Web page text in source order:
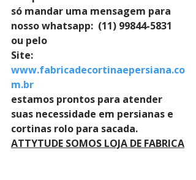
só mandar uma mensagem para
nosso whatsapp:  (11) 99844-5831
ou pelo
Site:
www.fabricadecortinaepersiana.co
m.br
estamos prontos para atender
suas necessidade em persianas e
cortinas rolo para sacada.
ATTYTUDE SOMOS LOJA DE FABRICA